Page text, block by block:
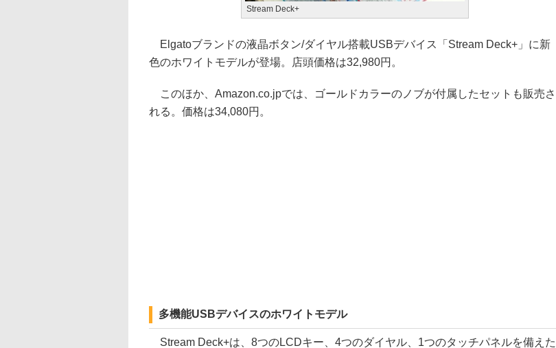
Stream Deck+
Elgatoブランドの液晶ボタン/ダイヤル搭載USBデバイス「Stream Deck+」に新
色のホワイトモデルが登場。店頭価格は32,980円。
このほか、Amazon.co.jpでは、ゴールドカラーのノブが付属したセットも販売さ
れる。価格は34,080円。
多機能USBデバイスのホワイトモデル
Stream Deck+は、8つのLCDキー、4つのダイヤル、1つのタッチパネルを備えた